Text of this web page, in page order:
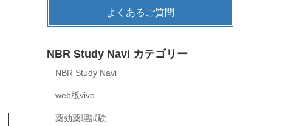
よくあるご質問
NBR Study Navi カテゴリー
NBR Study Navi
web版vivo
薬効薬理試験